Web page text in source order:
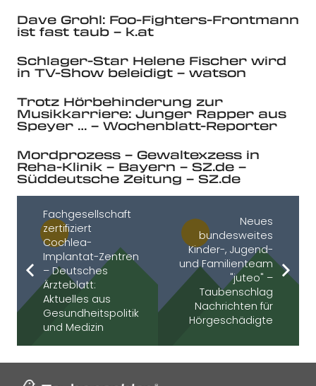
Dave Grohl: Foo-Fighters-Frontmann
ist fast taub – k.at
Schlager-Star Helene Fischer wird
in TV-Show beleidigt – watson
Trotz Hörbehinderung zur
Musikkarriere: Junger Rapper aus
Speyer … – Wochenblatt-Reporter
Mordprozess – Gewaltexzess in
Reha-Klinik – Bayern – SZ.de –
Süddeutsche Zeitung – SZ.de
Fachgesellschaft
zertifiziert
Cochlea-
Implantat-Zentren
– Deutsches
Ärzteblatt:
Aktuelles aus
Gesundheitspolitik
und Medizin
Neues
bundesweites
Kinder-, Jugend-
und Familienteam
"juteo" –
Taubenschlag
Nachrichten für
Hörgeschädigte